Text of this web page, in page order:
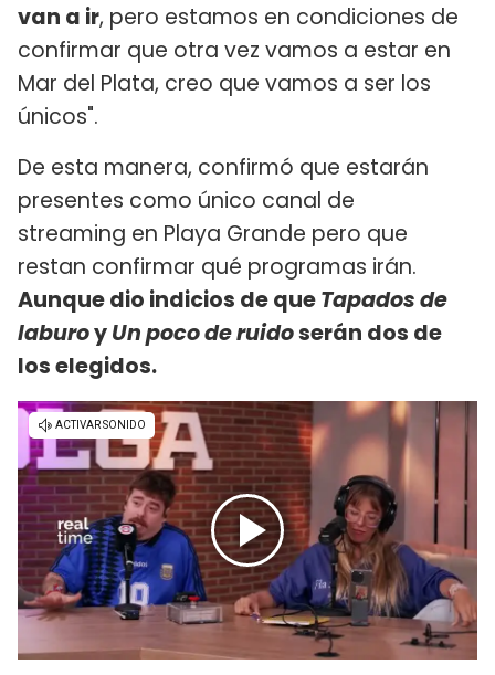
van a ir, pero estamos en condiciones de
confirmar que otra vez vamos a estar en
Mar del Plata, creo que vamos a ser los
únicos".
De esta manera, confirmó que estarán
presentes como único canal de
streaming en Playa Grande pero que
restan confirmar qué programas irán.
Aunque dio indicios de queTapados de
laburoyUn poco de ruidoserán dos de
los elegidos.